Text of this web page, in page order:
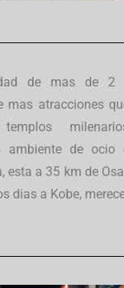
de mas de 2
mas atracciones
ambiente de ocio
esta a 35 km de
dias a Kobe,